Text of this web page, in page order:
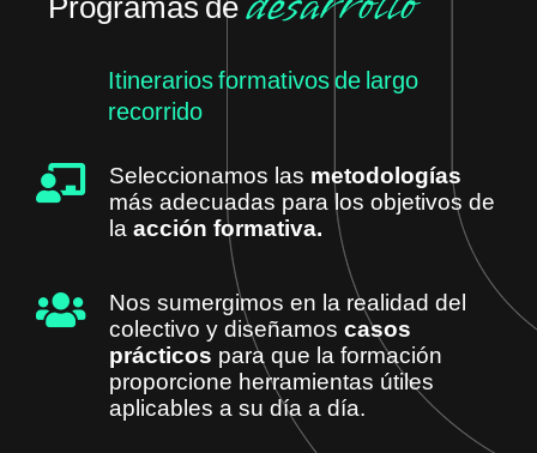
Programas de
Itinerarios formativos de largo
recorrido
Seleccionamos las metodologías
más adecuadas para los objetivos de
la acción formativa.
Nos sumergimos en la realidad del
colectivo y diseñamos casos
prácticos para que la formación
proporcione herramientas útiles
aplicables a su día a día.